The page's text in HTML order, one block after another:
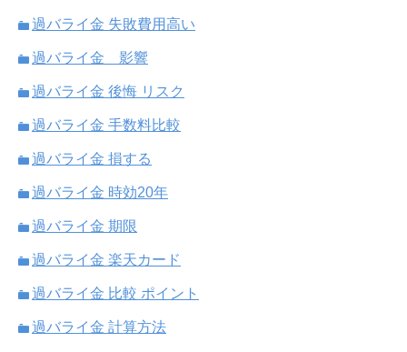
過バライ金 失敗費用高い
過バライ金 影響
過バライ金 後悔 リスク
過バライ金 手数料比較
過バライ金 損する
過バライ金 時効20年
過バライ金 期限
過バライ金 楽天カード
過バライ金 比較 ポイント
過バライ金 計算方法